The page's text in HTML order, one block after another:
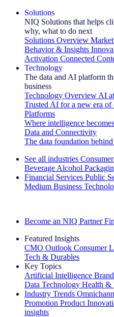
Solutions
NIQ Solutions that helps
why, what to do next
Solutions Overview
Behavior & Insights
Activation Connected
Technology
The data and AI platform
business
Technology Overview AI
Trusted AI for a new era of
Platforms
Where intelligence
Data and Connectivity
The data foundation
See all industries
Beverage Alcohol
Financial Services Public
Medium Business
Become an NIQ Partner
Featured Insights
CMO Outlook Consumer
Tech & Durables
Key Topics
Artificial Intelligence
Data Technology Health &
Industry Trends
Promotion Product
insights